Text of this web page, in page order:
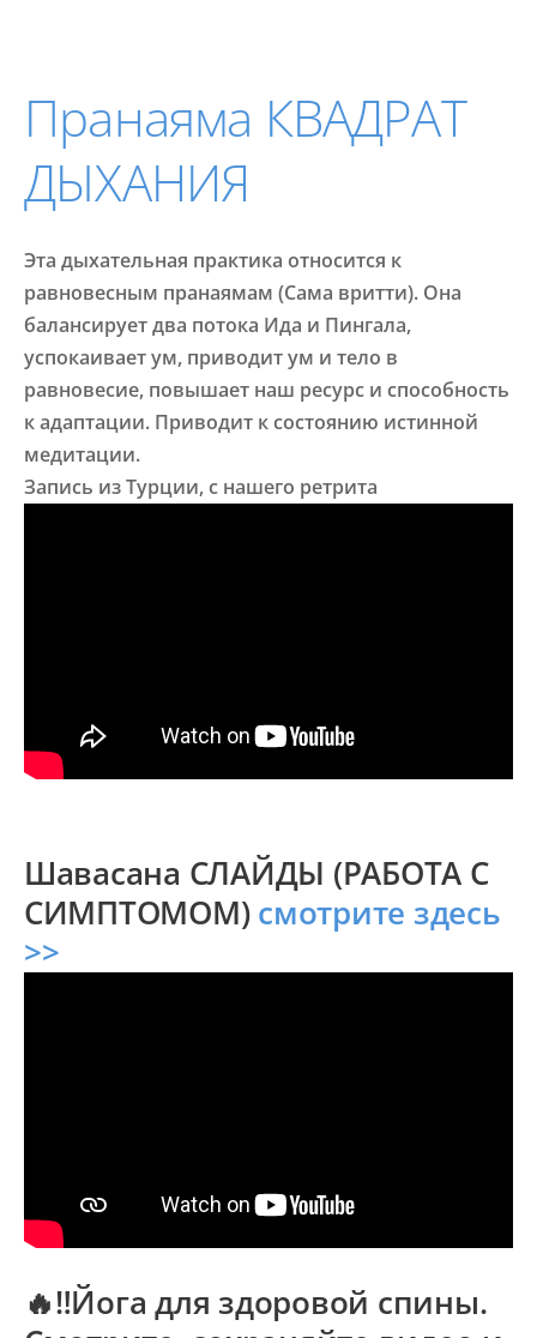
Пранаяма КВАДРАТ
ДЫХАНИЯ
Эта дыхательная практика относится к
равновесным пранаямам (Сама вритти). Она
балансирует два потока Ида и Пингала,
успокаивает ум, приводит ум и тело в
равновесие, повышает наш ресурс и способность
к адаптации. Приводит к состоянию истинной
медитации.
Запись из Турции, с нашего ретрита
Шавасана СЛАЙДЫ (РАБОТА С
СИМПТОМОМ) смотрите здесь
>>
🔥‼️Йога для здоровой спины.